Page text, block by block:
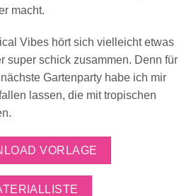
macht.
Vibes hört sich vielleicht etwas
super schick zusammen. Denn für
Gartenparty habe ich mir
lassen, die mit tropischen
VORLAGE